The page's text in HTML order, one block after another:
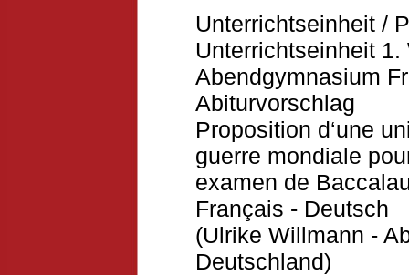
Unterrichtseinheit /
Unterrichtseinheit
Abendgymnasium
Abiturvorschlag
Proposition d‘une
guerre mondiale
examen de
Français - Deutsch
(Ulrike Willmann -
Deutschland)